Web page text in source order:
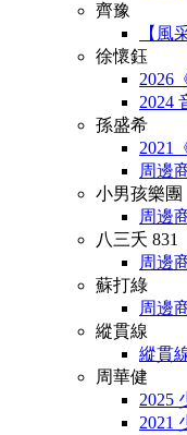
齊豫
【風
徐懷鈺
2026
2024
孫盛希
2021
周邊
小男孩樂團
周邊
八三夭 831
周邊
蘇打綠
周邊
縱貫線
縱貫
周華健
2025
2021